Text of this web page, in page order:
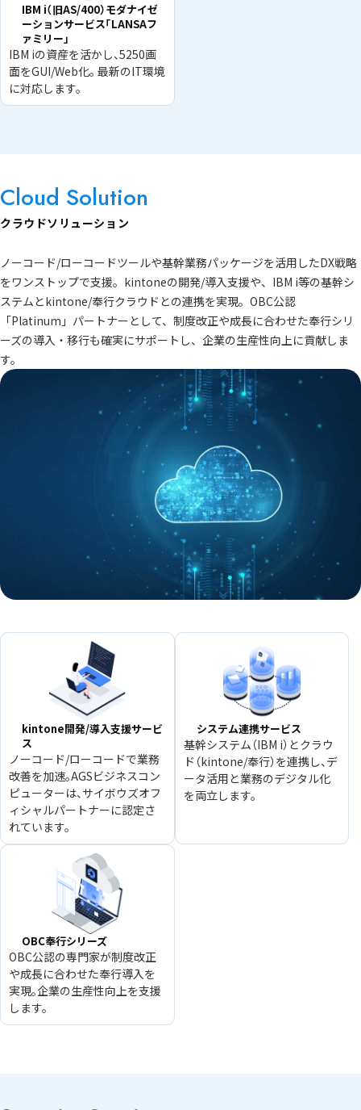
IBM i（旧AS/400）モダナイゼ
ーションサービス「LANSAフ
ァミリー」
IBM iの資産を活かし、5250画
面をGUI/Web化。 最新のIT環境
に対応します。
Cloud Solution
クラウドソリューション
ノーコード/ローコードツールや基幹業務パッケージを活用したDX戦略
をワンストップで支援。kintoneの開発/導入支援や、IBM i等の基幹シ
ステムとkintone/奉行クラウドとの連携を実現。OBC公認
「Platinum」パートナーとして、制度改正や成長に合わせた奉行シリ
ーズの導入・移行も確実にサポートし、企業の生産性向上に貢献しま
す。
kintone開発/導入支援サービ
ス
ノーコード/ローコードで業務
改善を加速。AGSビジネスコン
ピューターは、サイボウズオフ
ィシャルパートナーに認定さ
れています。
システム連携サービス
基幹システム（IBM i）とクラウ
ド（kintone/奉行）を連携し、デ
ータ活用と業務のデジタル化
を両立します。
OBC奉行シリーズ
OBC公認の専門家が制度改正
や成長に合わせた奉行導入を
実現。企業の生産性向上を支援
します。